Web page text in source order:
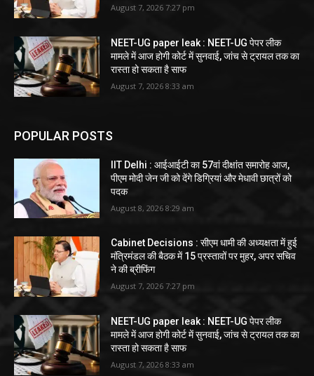
August 7, 2026 7:27 pm
NEET-UG paper leak : NEET-UG पेपर लीक
मामले में आज होगी कोर्ट में सुनवाई, जांच से ट्रायल तक का
रास्ता हो सकता है साफ
August 7, 2026 8:33 am
POPULAR POSTS
IIT Delhi : आईआईटी का 57वां दीक्षांत समारोह आज,
पीएम मोदी जेन जी को देंगे डिग्रियां और मेधावी छात्रों को
पदक
August 8, 2026 8:29 am
Cabinet Decisions : सीएम धामी की अध्यक्षता में हुई
मंत्रिमंडल की बैठक में 15 प्रस्तावों पर मुहर, अपर सचिव
ने की ब्रीफिंग
August 7, 2026 7:27 pm
NEET-UG paper leak : NEET-UG पेपर लीक
मामले में आज होगी कोर्ट में सुनवाई, जांच से ट्रायल तक का
रास्ता हो सकता है साफ
August 7, 2026 8:33 am